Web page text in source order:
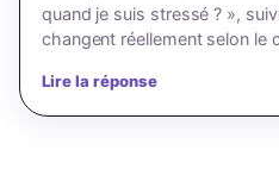
quand je suis stressé ? »,
changent réellement selon le
Lire la réponse